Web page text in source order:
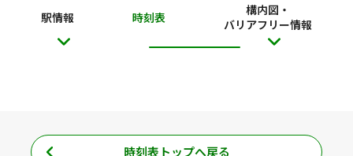
駅情報 時刻表
構内図・
バリアフリー情報
時刻表トップへ戻る